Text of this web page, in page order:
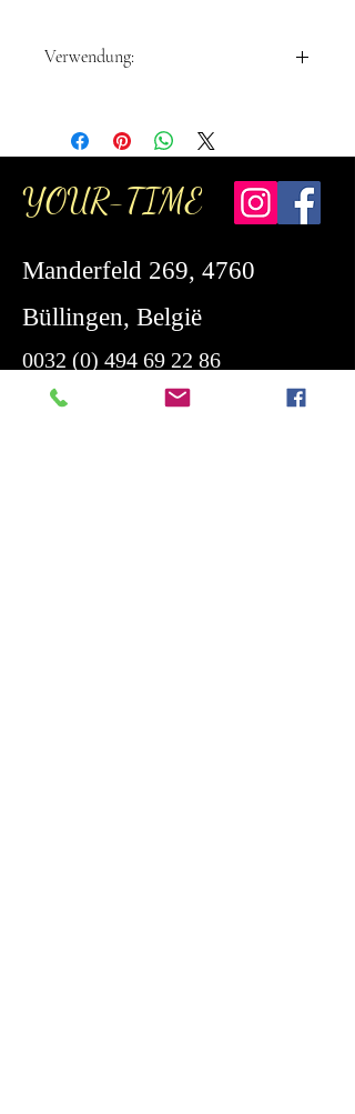
Verwendung:
Kann gewaschen werden.
YOUR-TIME
0032 (0) 494 69 22 86
liesbeth@your-time.be
Manderfeld 269, 4760
Büllingen, België